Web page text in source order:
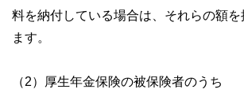
料を納付している場合は、それらの額を
ます。
（2）厚生年金保険の被保険者のうち